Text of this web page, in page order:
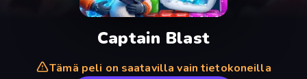
Captain Blast
Tämä peli on saatavilla vain tietokoneilla